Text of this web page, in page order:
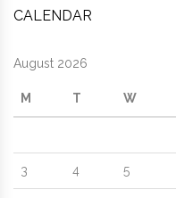
CALENDAR
August 2026
M T W
3 4 5